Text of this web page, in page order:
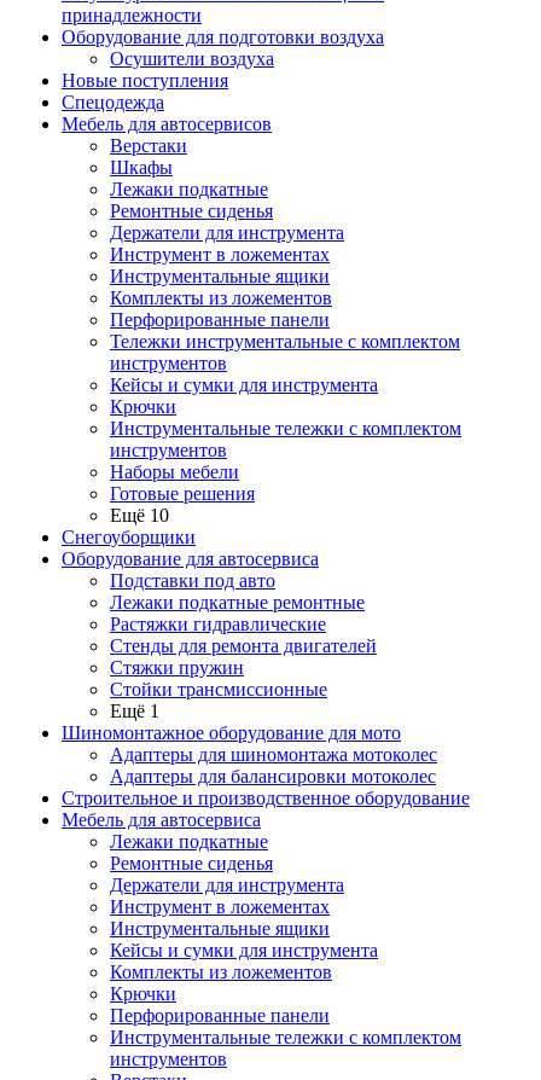
принадлежности
Оборудование для подготовки воздуха
Осушители воздуха
Новые поступления
Спецодежда
Мебель для автосервисов
Верстаки
Шкафы
Лежаки подкатные
Ремонтные сиденья
Держатели для инструмента
Инструмент в ложементах
Инструментальные ящики
Комплекты из ложементов
Перфорированные панели
Тележки инструментальные с комплектом
инструментов
Кейсы и сумки для инструмента
Крючки
Инструментальные тележки с комплектом
инструментов
Наборы мебели
Готовые решения
Ещё 10
Снегоуборщики
Оборудование для автосервиса
Подставки под авто
Лежаки подкатные ремонтные
Растяжки гидравлические
Стенды для ремонта двигателей
Стяжки пружин
Стойки трансмиссионные
Ещё 1
Шиномонтажное оборудование для мото
Адаптеры для шиномонтажа мотоколес
Адаптеры для балансировки мотоколес
Строительное и производственное оборудование
Мебель для автосервиса
Лежаки подкатные
Ремонтные сиденья
Держатели для инструмента
Инструмент в ложементах
Инструментальные ящики
Кейсы и сумки для инструмента
Комплекты из ложементов
Крючки
Перфорированные панели
Инструментальные тележки с комплектом
инструментов